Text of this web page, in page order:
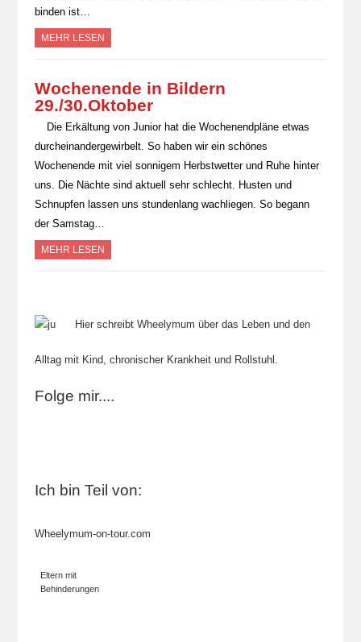
binden ist…
MEHR LESEN
Wochenende in Bildern
29./30.Oktober
Die Erkältung von Junior hat die Wochenendpläne etwas
durcheinandergewirbelt. So haben wir ein schönes
Wochenende mit viel sonnigem Herbstwetter und Ruhe hinter
uns. Die Nächte sind aktuell sehr schlecht. Husten und
Schnupfen lassen uns stundenlang wachliegen. So begann
der Samstag…
MEHR LESEN
Hier schreibt Wheelymum über das Leben und den
Alltag mit Kind, chronischer Krankheit und Rollstuhl.
Folge mir....
Ich bin Teil von:
Wheelymum-on-tour.com
Eltern mit
Behinderungen